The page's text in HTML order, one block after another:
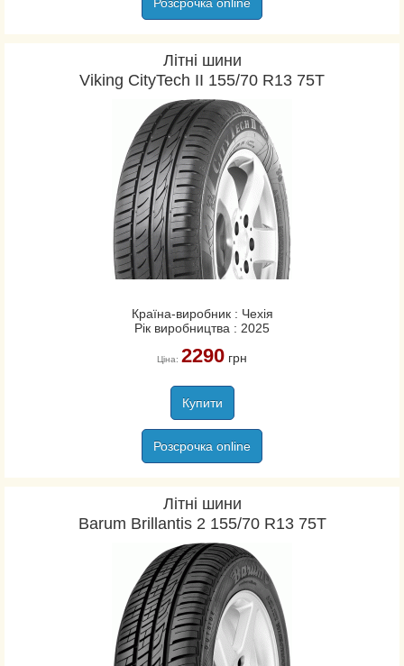
Літні шини
Viking CityTech II 155/70 R13 75T
Країна-виробник : Чехія
Рік виробництва : 2025
Ціна: 2290грн
Купити
Розсрочка online
Літні шини
Barum Brillantis 2 155/70 R13 75T